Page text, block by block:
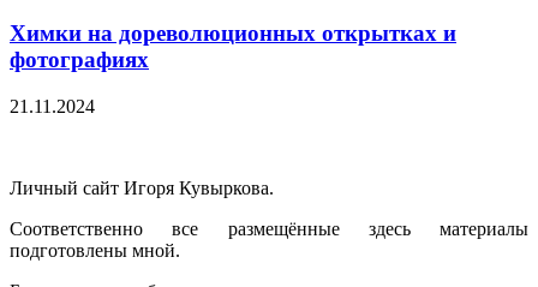
Химки на дореволюционных открытках и
фотографиях
21.11.2024
Личный сайт Игоря Кувыркова.
Соответственно все размещённые здесь материалы
подготовлены мной.